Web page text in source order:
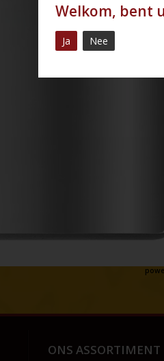
ONS ASSORTIMENT
Welkom, bent
Ja Nee